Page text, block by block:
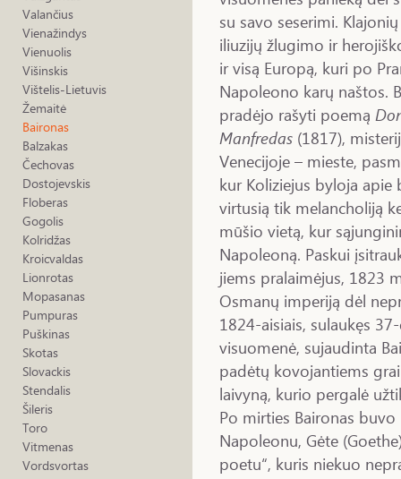
Valančius
Vienažindys
Vienuolis
Višinskis
Vištelis-Lietuvis
Žemaitė
Baironas
Balzakas
Čechovas
Dostojevskis
Floberas
Gogolis
Kolridžas
Kroicvaldas
Lionrotas
Mopasanas
Pumpuras
Puškinas
Skotas
Slovackis
Stendalis
Šileris
Toro
Vitmenas
Vordsvortas
su savo seserimi.
iliuzijų žlugimo ir
ir visą Europą, kuri po
Napoleono karų naštos.
pradėjo rašyti poemą
Manfredas (1817),
Venecijoje – mieste,
kur Koliziejus byloja
virtusią tik melancholiją
mūšio vietą, kur
Napoleoną. Paskui
jiems pralaimėjus, 1823
Osmanų imperiją dėl
1824-aisiais, sulaukęs
visuomenė, sujaudinta
padėtų kovojantiems
laivyną, kurio pergalė
Po mirties Baironas
Napoleonu, Gėte
poetu“, kuris niekuo